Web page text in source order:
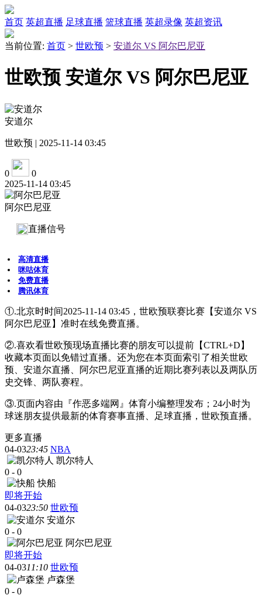
首页 英超直播 足球直播 篮球直播 英超录像 英超资讯
当前位置: 首页 > 世欧预 > 安道尔 VS 阿尔巴尼亚
世欧预 安道尔 VS 阿尔巴尼亚
安道尔
世欧预 | 2025-11-14 03:45
0
0
2025-11-14 03:45
阿尔巴尼亚
直播信号
高清直播
咪咕体育
免费直播
腾讯体育
①.北京时时间2025-11-14 03:45，世欧预联赛比赛【安道尔 VS
阿尔巴尼亚】准时在线免费直播。
②.喜欢看世欧预现场直播比赛的朋友可以提前【CTRL+D】
收藏本页面以免错过直播。还为您在本页面索引了相关世欧
预、安道尔直播、阿尔巴尼亚直播的近期比赛列表以及两队历
史交锋、两队赛程。
③.页面内容由『作恶多端网』体育小编整理发布；24小时为
球迷朋友提供最新的体育赛事直播、足球直播，世欧预直播。
更多直播
04-0323:45 NBA
凯尔特人
0 - 0
快船
即将开始
04-0323:50 世欧预
安道尔
0 - 0
阿尔巴尼亚
即将开始
04-0311:10 世欧预
卢森堡
0 - 0